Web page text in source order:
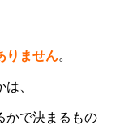
りません。
、
かで決まるもの